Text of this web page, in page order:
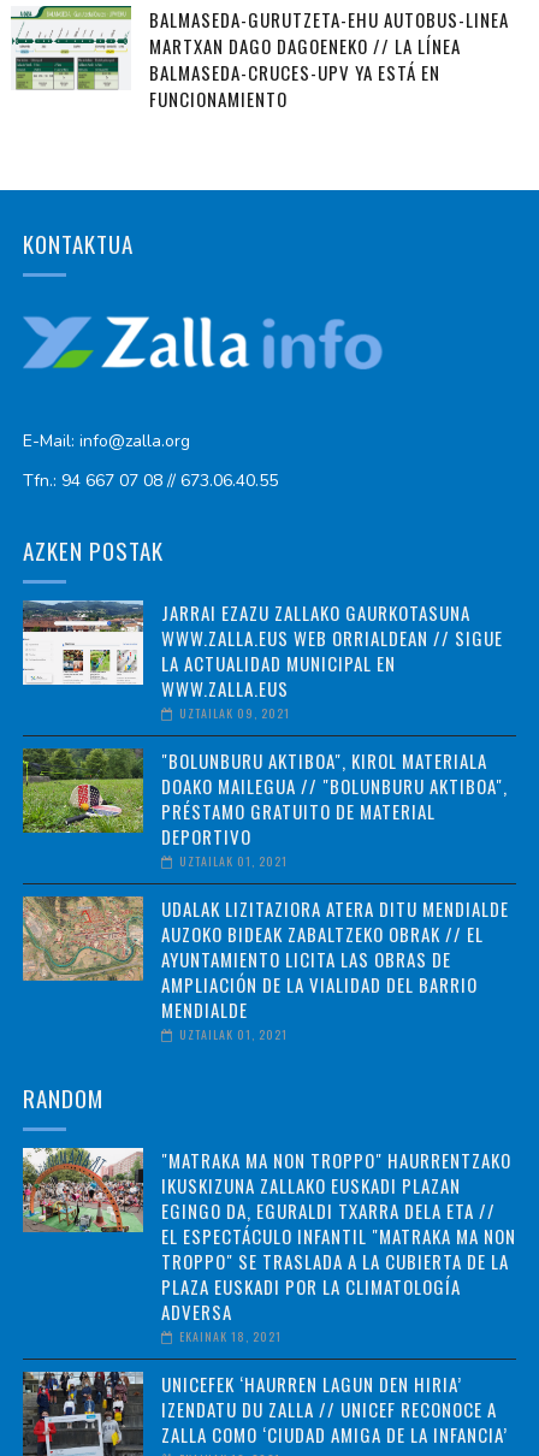
BALMASEDA-GURUTZETA-EHU AUTOBUS-LINEA
MARTXAN DAGO DAGOENEKO // LA LÍNEA
BALMASEDA-CRUCES-UPV YA ESTÁ EN
FUNCIONAMIENTO
KONTAKTUA
E-Mail: info@zalla.org
Tfn.: 94 667 07 08 // 673.06.40.55
AZKEN POSTAK
JARRAI EZAZU ZALLAKO GAURKOTASUNA
WWW.ZALLA.EUS WEB ORRIALDEAN // SIGUE
LA ACTUALIDAD MUNICIPAL EN
WWW.ZALLA.EUS
UZTAILAK 09, 2021
"BOLUNBURU AKTIBOA", KIROL MATERIALA
DOAKO MAILEGUA // "BOLUNBURU AKTIBOA",
PRÉSTAMO GRATUITO DE MATERIAL
DEPORTIVO
UZTAILAK 01, 2021
UDALAK LIZITAZIORA ATERA DITU MENDIALDE
AUZOKO BIDEAK ZABALTZEKO OBRAK // EL
AYUNTAMIENTO LICITA LAS OBRAS DE
AMPLIACIÓN DE LA VIALIDAD DEL BARRIO
MENDIALDE
UZTAILAK 01, 2021
RANDOM
"MATRAKA MA NON TROPPO" HAURRENTZAKO
IKUSKIZUNA ZALLAKO EUSKADI PLAZAN
EGINGO DA, EGURALDI TXARRA DELA ETA //
EL ESPECTÁCULO INFANTIL "MATRAKA MA NON
TROPPO" SE TRASLADA A LA CUBIERTA DE LA
PLAZA EUSKADI POR LA CLIMATOLOGÍA
ADVERSA
EKAINAK 18, 2021
UNICEFEK ‘HAURREN LAGUN DEN HIRIA’
IZENDATU DU ZALLA // UNICEF RECONOCE A
ZALLA COMO ‘CIUDAD AMIGA DE LA INFANCIA’